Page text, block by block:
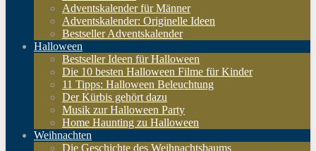
Adventskalender für Männer
Adventskalender: Originelle Ideen
Bestseller Adventskalender
Halloween
Bestseller Ideen für Halloween
Die 10 besten Halloween Filme für Kinder
11 Tipps: Halloween Beleuchtung
Der Kürbis gehört dazu
Musik zur Halloween Party
Home Haunting zu Halloween
Weihnachten
Die Geschichte des Weihnachtsbaums